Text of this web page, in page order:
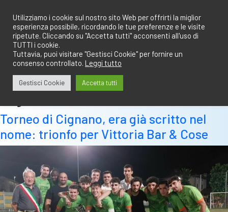
contenuto
Torneo di Cignano, era già scritto nel
nome: trionfo per Vittoria Bar & Cose
Utilizziamo i cookie sul nostro sito Web per offrirti la miglior
esperienza possibile, ricordando le tue preferenze e le visite
ripetute. Cliccando su "Accetta tutti" acconsenti all'uso di
TUTTI i cookie.
Tuttavia, puoi visitare "Gestisci Cookie" per fornire un
consenso controllato. Leggi tutto
Gestisci Cookie Accetta tutti